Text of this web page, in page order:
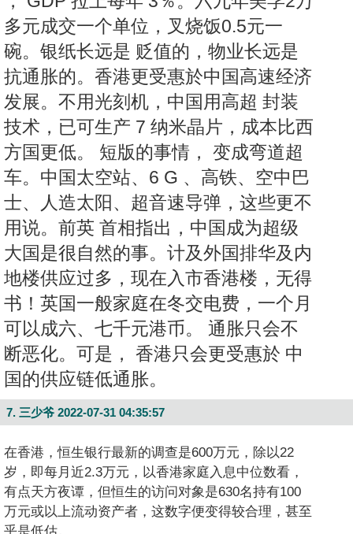
多元成交一个单位，叉烧饭0.5元一
碗。银纸长远是 贬值的，物业长远是
抗通胀的。香港更受惠於中国高速经济
发展。不用光刻机，中国用高超 封装
技术，已可生产 7 纳米晶片，成本比西
方国更低。 短版的事情， 变成弯道超
车。中国太空站、6 G 、高铁、空中巴
士、人造太阳、超音速导弹，这些更不
用说。前英 首相指出，中国成为超级
大国是很自然的事。计及外国排华及内
地楼供应过多，现在入市香港楼，无得
书！英国一般家庭在冬交电费，一个月
可以成六、七千元港币。 通胀只会不
断恶化。可是， 香港只会更受惠於 中
国的供应链低通胀。
7. 三少爷 2022-07-31 04:35:57
在香港，恒生银行最新的调查是600万元，除以22
岁，即每月近2.3万元，以香港家庭入息中位数看，
有点天方夜谭，但恒生的访问对象是630名持有100
万元或以上流动资产者，这数字便变得较合理，甚至